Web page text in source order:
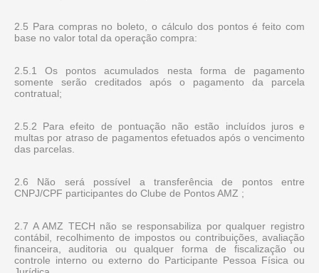
2.5 Para compras no boleto, o cálculo dos pontos é feito com
base no valor total da operação compra:
2.5.1 Os pontos acumulados nesta forma de pagamento
somente serão creditados após o pagamento da parcela
contratual;
2.5.2 Para efeito de pontuação não estão incluídos juros e
multas por atraso de pagamentos efetuados após o vencimento
das parcelas.
2.6 Não será possível a transferência de pontos entre
CNPJ/CPF participantes do Clube de Pontos AMZ ;
2.7 A AMZ TECH não se responsabiliza por qualquer registro
contábil, recolhimento de impostos ou contribuições, avaliação
financeira, auditoria ou qualquer forma de fiscalização ou
controle interno ou externo do Participante Pessoa Física ou